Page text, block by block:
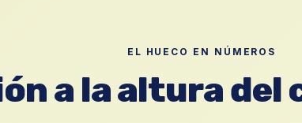
EL HUECO EN NÚMEROS
a la altura del